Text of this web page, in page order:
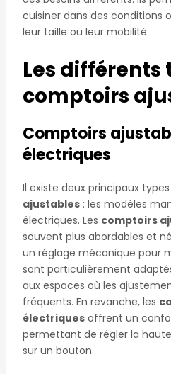
cuisiner dans des conditions
leur taille ou leur mobilité.
Les différents
comptoirs
Comptoirs
électriques
Il existe deux principaux
ajustables: les modèles
électriques. Les comptoirs
souvent plus abordables et
un réglage mécanique pour
sont particulièrement
aux espaces où les
fréquents. En revanche, les
électriquesoffrent un
permettant de régler la
sur un bouton.